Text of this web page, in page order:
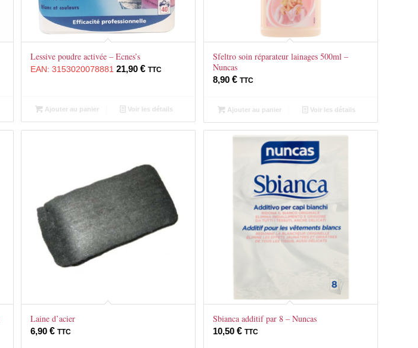
Lessive poudre activée – Ecnes’s
EAN:3153020078881 21,90€ TTC
Ajouter au panier Voir les détails
Sfeltro soin réparateur lainages 500ml –
Nuncas
8,90 € TTC
Ajouter au panier Voir les détails
Laine d’acier
6,90€ TTC
Sbianca additif par 8 – Nuncas
10,50 € TTC